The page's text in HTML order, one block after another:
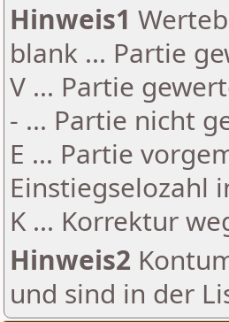
Hinweis1
blank ... Partie
V ... Partie
- ... Partie nicht
E ... Partie
Einstiegselozahl
K ... Korrektur
Hinweis2
und sind in der